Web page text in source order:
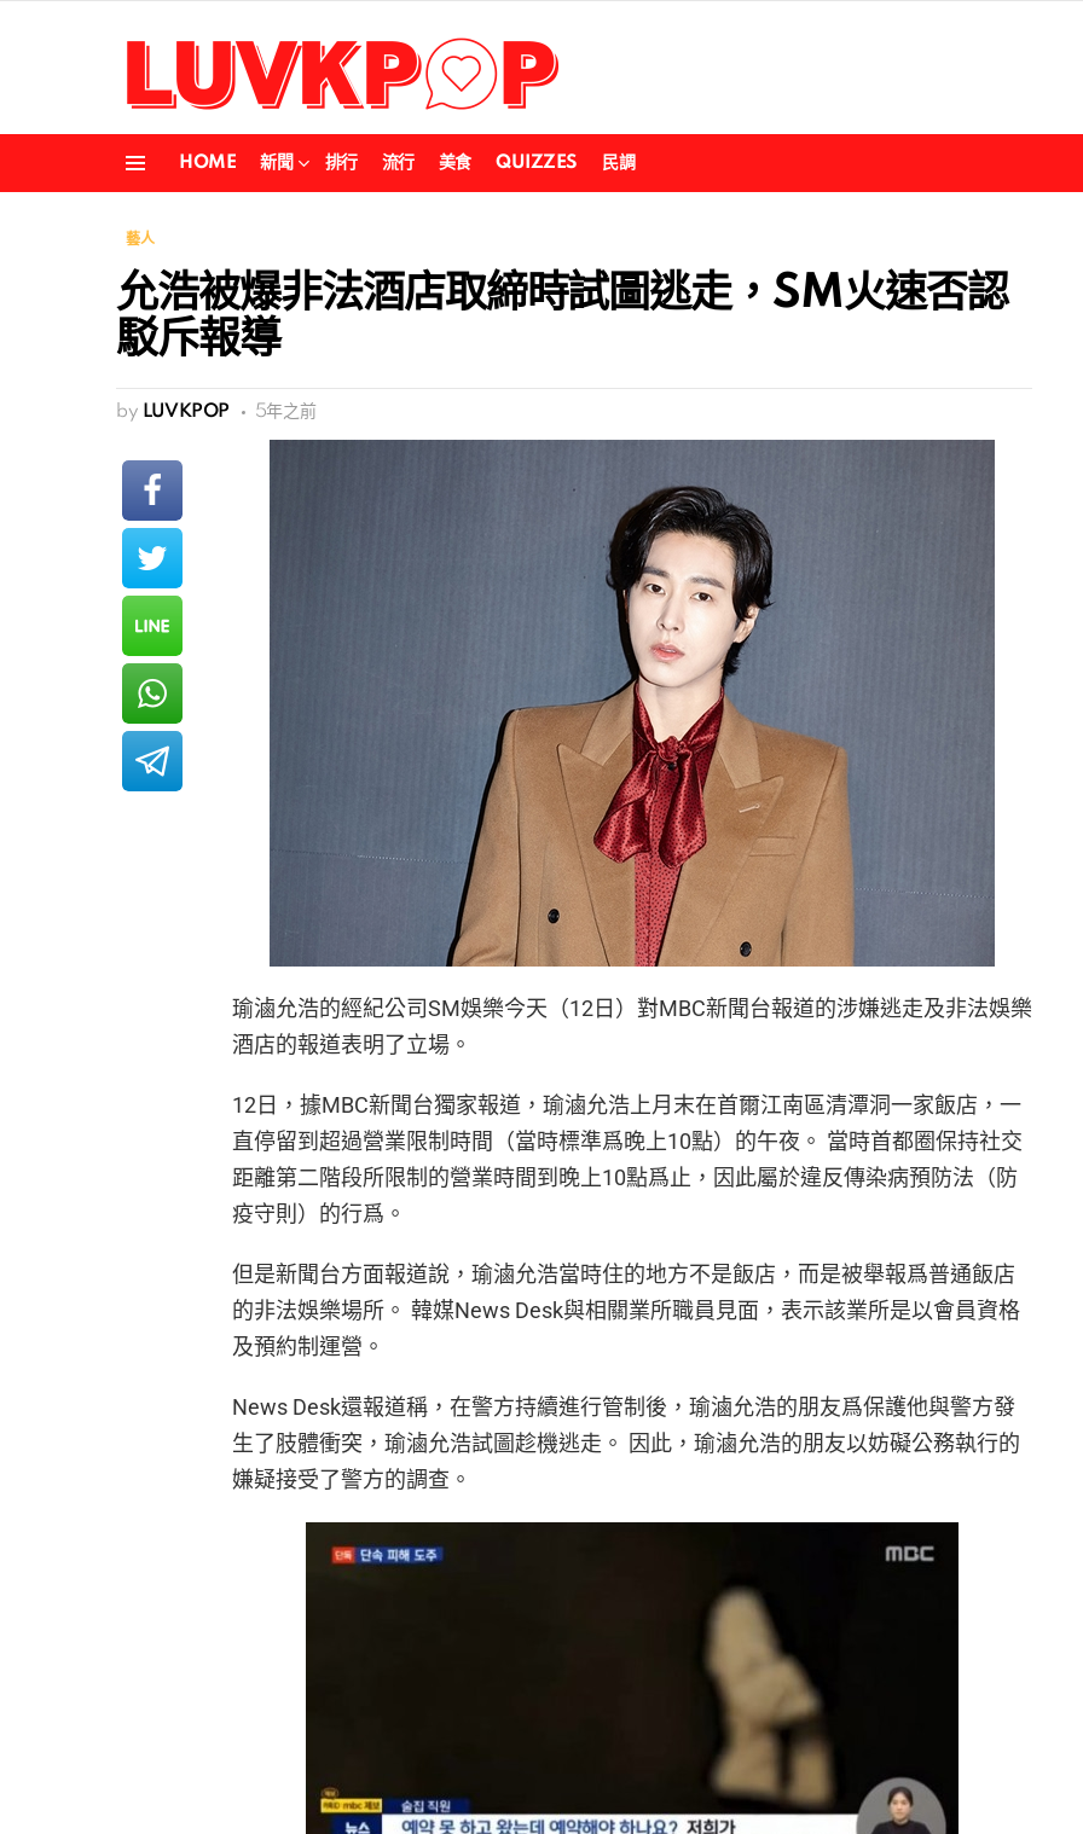
HOME 新聞 排行 流行 美食 QUIZZES 民調
藝人
允浩被爆非法酒店取締時試圖逃走，SM火速否認
駁斥報導
by LUVKPOP 5年之前
瑜滷允浩的經紀公司SM娛樂今天（12日）對MBC新聞台報道的涉嫌逃走及非法娛樂
酒店的報道表明了立場。
12日，據MBC新聞台獨家報道，瑜滷允浩上月末在首爾江南區清潭洞一家飯店，一
直停留到超過營業限制時間（當時標準爲晚上10點）的午夜。 當時首都圈保持社交
距離第二階段所限制的營業時間到晚上10點爲止，因此屬於違反傳染病預防法（防
疫守則）的行爲。
但是新聞台方面報道說，瑜滷允浩當時住的地方不是飯店，而是被舉報爲普通飯店
的非法娛樂場所。 韓媒News Desk與相關業所職員見面，表示該業所是以會員資格
及預約制運營。
News Desk還報道稱，在警方持續進行管制後，瑜滷允浩的朋友爲保護他與警方發
生了肢體衝突，瑜滷允浩試圖趁機逃走。 因此，瑜滷允浩的朋友以妨礙公務執行的
嫌疑接受了警方的調查。